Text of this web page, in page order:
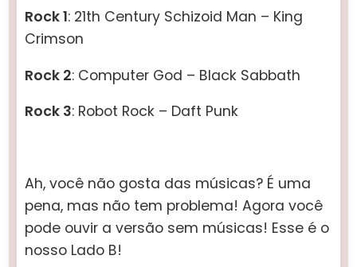
Rock 1: 21th Century Schizoid Man – King
Crimson
Rock 2: Computer God – Black Sabbath
Rock 3: Robot Rock – Daft Punk
Ah, você não gosta das músicas? É uma
pena, mas não tem problema! Agora você
pode ouvir a versão sem músicas! Esse é o
nosso Lado B!